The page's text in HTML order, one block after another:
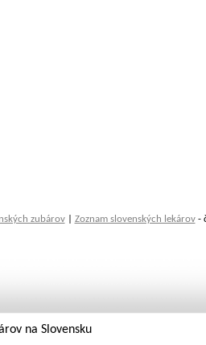
zubárov| Zoznam slovenských lekárov-
na Slovensku